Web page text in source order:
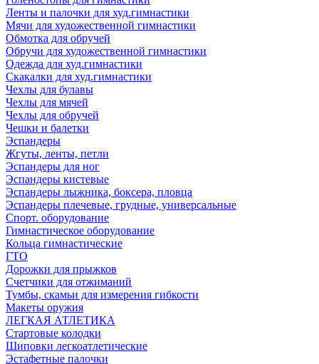
Ленты и палочки для худ.гимнастики
Мячи для художественной гимнастики
Обмотка для обручей
Обручи для художественной гимнастики
Одежда для худ.гимнастики
Скакалки для худ.гимнастики
Чехлы для булавы
Чехлы для мячей
Чехлы для обручей
Чешки и балетки
Эспандеры
Жгуты, ленты, петли
Эспандеры для ног
Эспандеры кистевые
Эспандеры лыжника, боксера, пловца
Эспандеры плечевые, грудные, универсальные
Спорт. оборудование
Гимнастическое оборудование
Кольца гимнастические
ГТО
Дорожки для прыжков
Счетчики для отжиманий
Тумбы, скамьи для измерения гибкости
Макеты оружия
ЛЕГКАЯ АТЛЕТИКА
Стартовые колодки
Шиповки легкоатлетические
Эстафетные палочки